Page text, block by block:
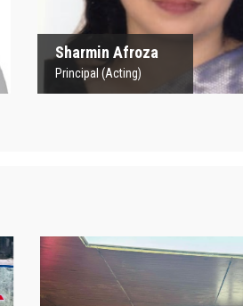
Sharmin Afroza
Principal (Acting)